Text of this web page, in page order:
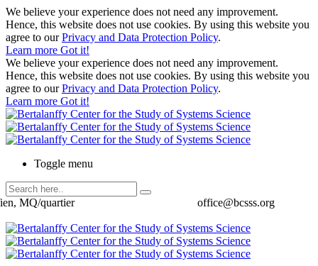
We believe your experience does not need any improvement.
Hence, this website does not use cookies. By using this website you
agree to ourPrivacy and Data Protection Policy.
Learn more Got it!
We believe your experience does not need any improvement.
Hence, this website does not use cookies. By using this website you
agree to ourPrivacy and Data Protection Policy.
Learn more Got it!
Toggle menu
office@bcsss.org
MQ/quartier